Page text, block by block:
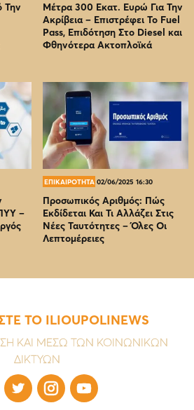
Την
Μέτρα 300 Εκατ. Ευρώ Για Την
Ακρίβεια – Επιστρέφει Το Fuel
Pass, Επιδότηση Στο Diesel και
Φθηνότερα Ακτοπλοϊκά
–
ΕΠΙΚΑΙΡΟΤΗΤΑ 02/06/2025 16:30
Προσωπικός Αριθμός: Πώς
Εκδίδεται Και Τι Αλλάζει Στις
Νέες Ταυτότητες – Όλες Οι
Λεπτομέρειες
ΤΟ ILIOUPOLINEWS
ΚΑΙ ΜΕΣΩ ΤΩΝ ΚΟΙΝΩΝΙΚΩΝ
ΔΙΚΤΥΩΝ
  